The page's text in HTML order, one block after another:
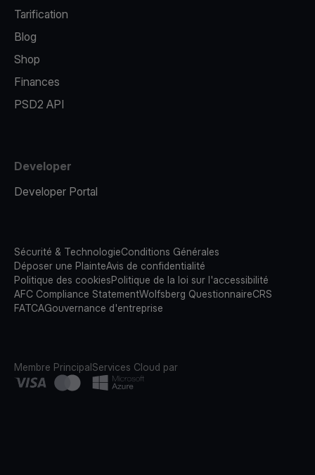
Tarification
Blog
Shop
Finances
PSD2 API
Developer
Developer Portal
Sécurité & TechnologieConditions Générales
Déposer une PlainteAvis de confidentialité
Politique des cookiesPolitique de la loi sur l'accessibilité
AFC Compliance StatementWolfsberg QuestionnaireCRS
FATCAGouvernance d'entreprise
Membre PrincipalServices Cloud par